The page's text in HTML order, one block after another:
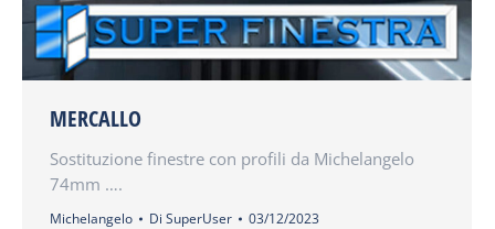
MERCALLO
Sostituzione finestre con profili da Michelangelo
74mm ….
Michelangelo Di SuperUser 03/12/2023